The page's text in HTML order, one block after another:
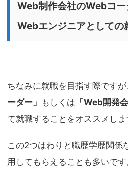
Web制作会社のWebコー
Webエンジニアとしての
ちなみに就職を目指す際ですが
ーダー」 もしくは 「Web開発
て就職することをオススメしま
この2つはわりと職歴学歴関係
用してもらえることも多いです